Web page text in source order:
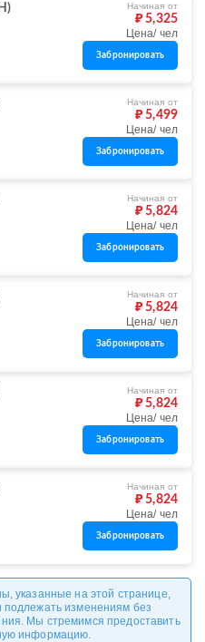
Начиная от
₽ 5,325
Цена/ чел
Забронировать
Начиная от
₽ 5,499
Цена/ чел
Забронировать
Начиная от
₽ 5,824
Цена/ чел
Забронировать
Начиная от
₽ 5,824
Цена/ чел
Забронировать
Начиная от
₽ 5,824
Цена/ чел
Забронировать
Начиная от
₽ 5,824
Цена/ чел
Забронировать
указанные на этой странице,
подлежать изменениям без
Мы стремимся предоставить
информацию.